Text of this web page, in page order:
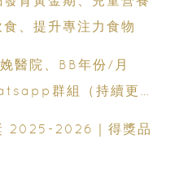
、提升專注力食物
醫院、BB年份/月
群組（持續更
2025-2026｜得獎品